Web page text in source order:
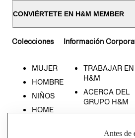
CONVIÉRTETE EN H&M MEMBER
Colecciones
MUJER
HOMBRE
NIÑOS
HOME
Información
TRABAJAR EN
H&M
ACERCA DEL
GRUPO H&M
Antes de